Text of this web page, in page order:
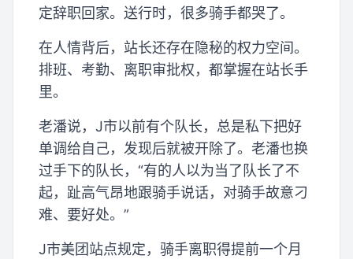
定辞职回家。送行时，很多骑手都哭了。
在人情背后，站长还存在隐秘的权力空间。
排班、考勤、离职审批权，都掌握在站长手
里。
老潘说，J市以前有个队长，总是私下把好
单调给自己，发现后就被开除了。老潘也换
过手下的队长，“有的人以为当了队长了不
起，趾高气昂地跟骑手说话，对骑手故意刁
难、要好处。”
J市美团站点规定，骑手离职得提前一个月